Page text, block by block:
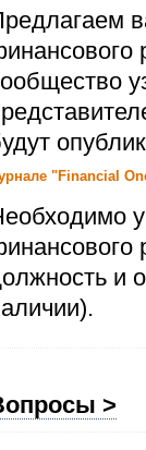
"Financial
и
>